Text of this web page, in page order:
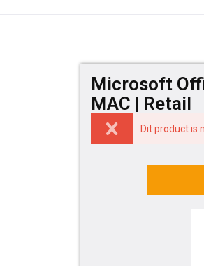
Microsoft
MAC | Retail
Dit product is